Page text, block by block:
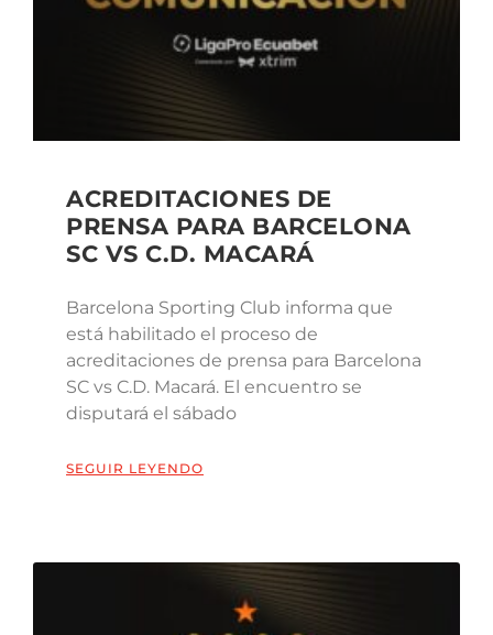
ACREDITACIONES DE
PRENSA PARA BARCELONA
SC VS C.D. MACARÁ
Barcelona Sporting Club informa que
está habilitado el proceso de
acreditaciones de prensa para Barcelona
SC vs C.D. Macará. El encuentro se
disputará el sábado
SEGUIR LEYENDO